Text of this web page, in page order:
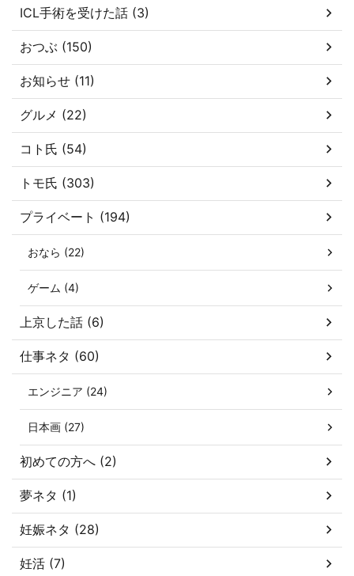
ICL手術を受けた話 (3)
おつぶ (150)
お知らせ (11)
グルメ (22)
コト氏 (54)
トモ氏 (303)
プライベート (194)
おなら (22)
ゲーム (4)
上京した話 (6)
仕事ネタ (60)
エンジニア (24)
日本画 (27)
初めての方へ (2)
夢ネタ (1)
妊娠ネタ (28)
妊活 (7)